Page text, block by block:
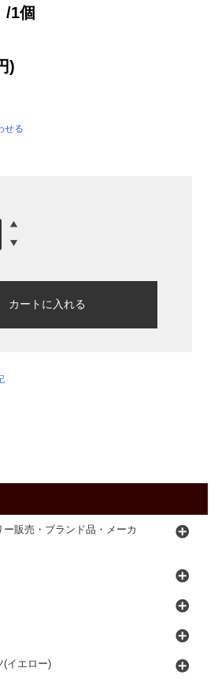
1個
)
せる
カートに入れる
販売・ブランド品・メーカ
(イエロー)